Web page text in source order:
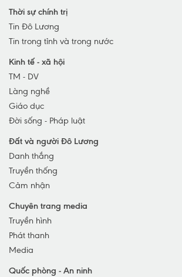
Huyện Quỳnh Lưu
Huyện Yên Thành
Huyện Anh Sơn
Huyện Diễn Châu
TP Vinh
TX Cửa Lò
TX Hoàng Mai
TX Thái Hòa
Huyện Nghi Lộc
Huyện Hưng Nguyên
Huyện Con Cuông
Thời sự chính trị
Tin Đô Lương
Tin trong tỉnh và trong nước
Kinh tế - xã hội
TM - DV
Làng nghề
Giáo dục
Đời sống - Pháp luật
Đất và người Đô Lương
Danh thắng
Truyền thống
Cảm nhận
Chuyên trang media
Truyền hình
Phát thanh
Media
Quốc phòng - An ninh